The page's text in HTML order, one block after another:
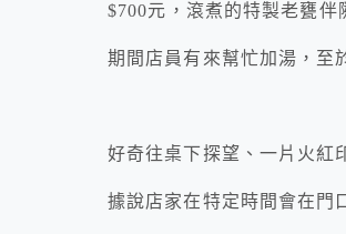
$700元，滾煮的特製老甕伴
期間店員有來幫忙加湯，至
好奇往桌下探望、一片火紅
據說店家在特定時間會在門